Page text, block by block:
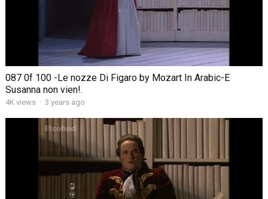
087 0f 100 -Le nozze Di Figaro by Mozart In Arabic-E
Susanna non vien!.
4K views · 3 years ago